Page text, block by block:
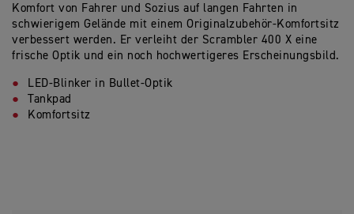
Komfort von Fahrer und Sozius auf langen Fahrten in
schwierigem Gelände mit einem Originalzubehör-Komfortsitz
verbessert werden. Er verleiht der Scrambler 400 X eine
frische Optik und ein noch hochwertigeres Erscheinungsbild.
LED-Blinker in Bullet-Optik
Tankpad
Komfortsitz